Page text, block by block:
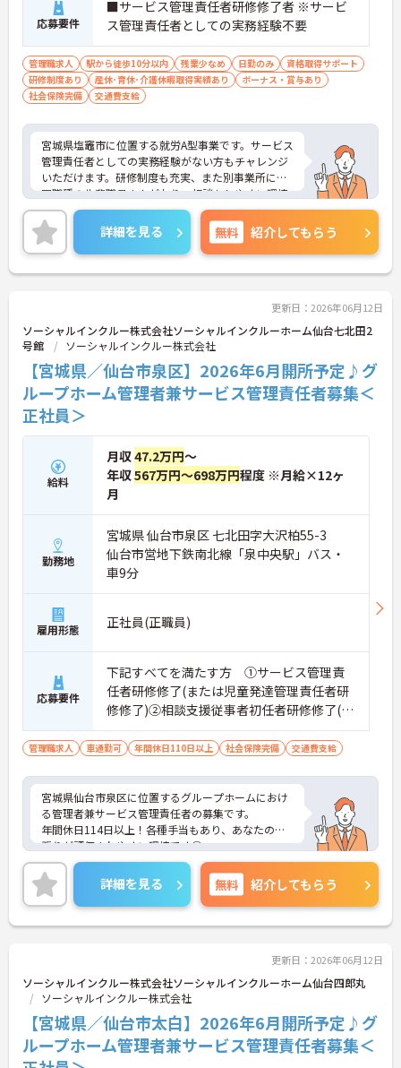
応募要件
■サービス管理責任者研修修了者 ※サービ
ス管理責任者としての実務経験不要
管理職求人 駅から徒歩10分以内 残業少なめ 日勤のみ
資格取得サポート
研修制度あり
産休･育休･介護休暇取得実績あり
ボーナス・賞与あり
社会保険完備
交通費支給
宮城県塩竈市に位置する就労A型事業です。サービス
管理責任者としての実務経験がない方もチャレンジ
いただけます。研修制度も充実、また別事業所には
同職種の先輩職員さんがおり、相談もしやすい環境
です。定着率もよく働きやすい環境も魅力です。ご
興味のある方には、面接対策ポイントなど、さらに
詳細をお話しいたしますのでお気軽にご相談くださ
い！
詳細を見る 無料 紹介してもらう
更新日：2026年06月12日
ソーシャルインクルー株式会社ソーシャルインクルーホーム仙台七北田2
号館
ソーシャルインクルー株式会社
【宮城県／仙台市泉区】2026年6月開所予定♪グ
ループホーム管理者兼サービス管理責任者募集＜
正社員＞
給料
月収47.2万円～
年収567万円～698万円程度 ※月給×12ヶ
月
勤務地
宮城県 仙台市泉区 七北田字大沢柏55-3
仙台市営地下鉄南北線「泉中央駅」バス・
車9分
雇用形態 正社員(正職員)
応募要件
下記すべてを満たす方 ①サービス管理責
任者研修修了(または児童発達管理責任者研
修修了)②相談支援従事者初任者研修修了(ま
たは相談支援従事者実務者研修修了)③普通
自動車運転免許(AT限定可)
管理職求人 車通勤可 年間休日110日以上 社会保険完備 交通費支給
宮城県仙台市泉区に位置するグループホームにおけ
る管理者兼サービス管理責任者の募集です。
年間休日114日以上！各種手当もあり、あなたの頑
張りが評価されやすい環境です◎
ご興味のある方には面接ポイントをお伝えしますの
で、お気軽にお問い合わせください！
詳細を見る 無料 紹介してもらう
更新日：2026年06月12日
ソーシャルインクルー株式会社ソーシャルインクルーホーム仙台四郎丸
ソーシャルインクルー株式会社
【宮城県／仙台市太白】2026年6月開所予定♪グ
ループホーム管理者兼サービス管理責任者募集＜